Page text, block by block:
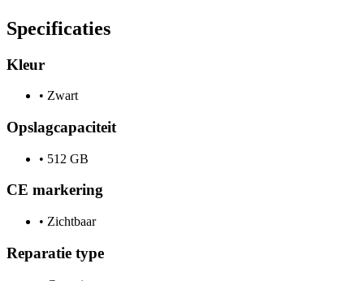
Specificaties
Kleur
• Zwart
Opslagcapaciteit
• 512 GB
CE markering
• Zichtbaar
Reparatie type